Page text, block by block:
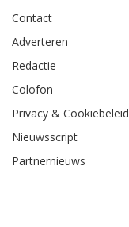
Contact
Adverteren
Redactie
Colofon
Privacy & Cookiebeleid
Nieuwsscript
Partnernieuws